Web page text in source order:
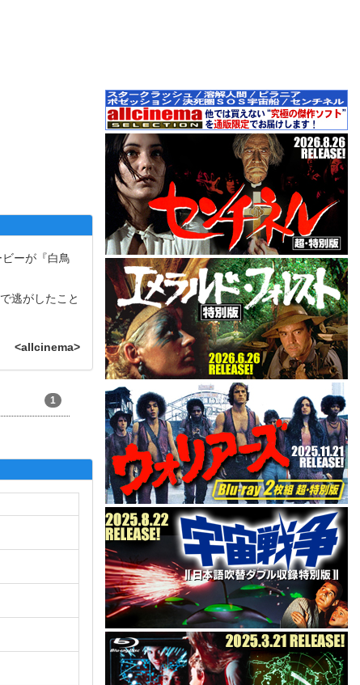
ーが『白鳥
逃がしたこと
<allcinema>
1